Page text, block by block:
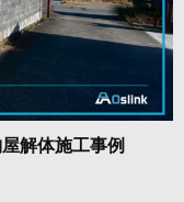
解体施工事例